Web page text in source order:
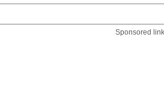
Sponsored